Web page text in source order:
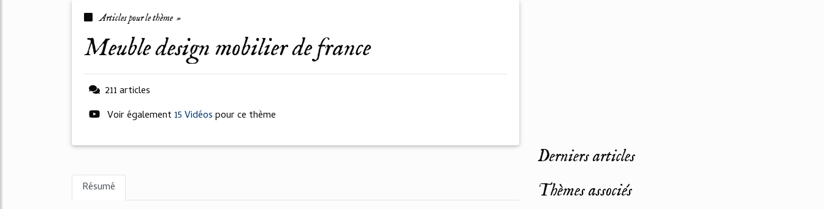
Articles pour le thème »
meuble design mobilier de france
211 articles
Voir également 15 Vidéospour ce thème
Résumé
Derniers articles
Thèmes associés